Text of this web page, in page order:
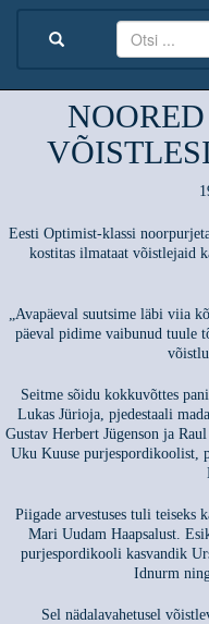
Eesti Optimist-klassi
kostitas ilmataat võistlejaid
„Avapäeval suutsime läbi viia
päeval pidime vaibunud tuule
Seitme sõidu kokkuvõttes
Lukas Jürioja, pjedestaali
Gustav Herbert Jügenson ja
Uku Kuuse purjespordikoolist,
Piigade arvestuses tuli
Mari Uudam Haapsalust.
purjespordikooli kasvandik
Idnurm
Sel nädalavahetusel